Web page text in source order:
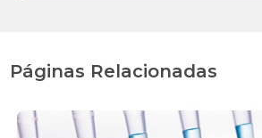
Páginas Relacionadas